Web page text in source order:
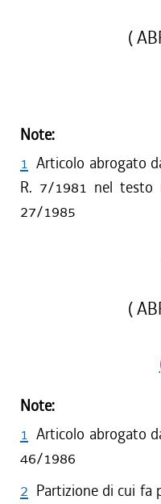
(
Note:
1 Articolo abrogato
R. 7/1981 nel testo
27/1985
(
Note:
1 Articolo abrogato
46/1986
2 Partizione di cui fa